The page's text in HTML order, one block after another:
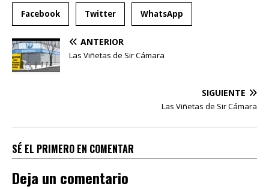
Facebook Twitter WhatsApp
ANTERIOR
Las Viñetas de Sir Cámara
SIGUIENTE
Las Viñetas de Sir Cámara
SÉ EL PRIMERO EN COMENTAR
Deja un comentario